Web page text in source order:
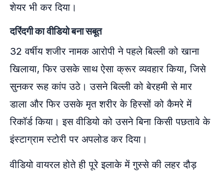
शेयर भी कर दिया।
दरिंदगी का वीडियो बना सबूत
32 वर्षीय शजीर नामक आरोपी ने पहले बिल्ली को खाना
खिलाया, फिर उसके साथ ऐसा क्रूर व्यवहार किया, जिसे
सुनकर रूह कांप उठे। उसने बिल्ली को बेरहमी से मार
डाला और फिर उसके मृत शरीर के हिस्सों को कैमरे में
रिकॉर्ड किया। इस वीडियो को उसने बिना किसी पछतावे के
इंस्टाग्राम स्टोरी पर अपलोड कर दिया।
वीडियो वायरल होते ही पूरे इलाके में गुस्से की लहर दौड़